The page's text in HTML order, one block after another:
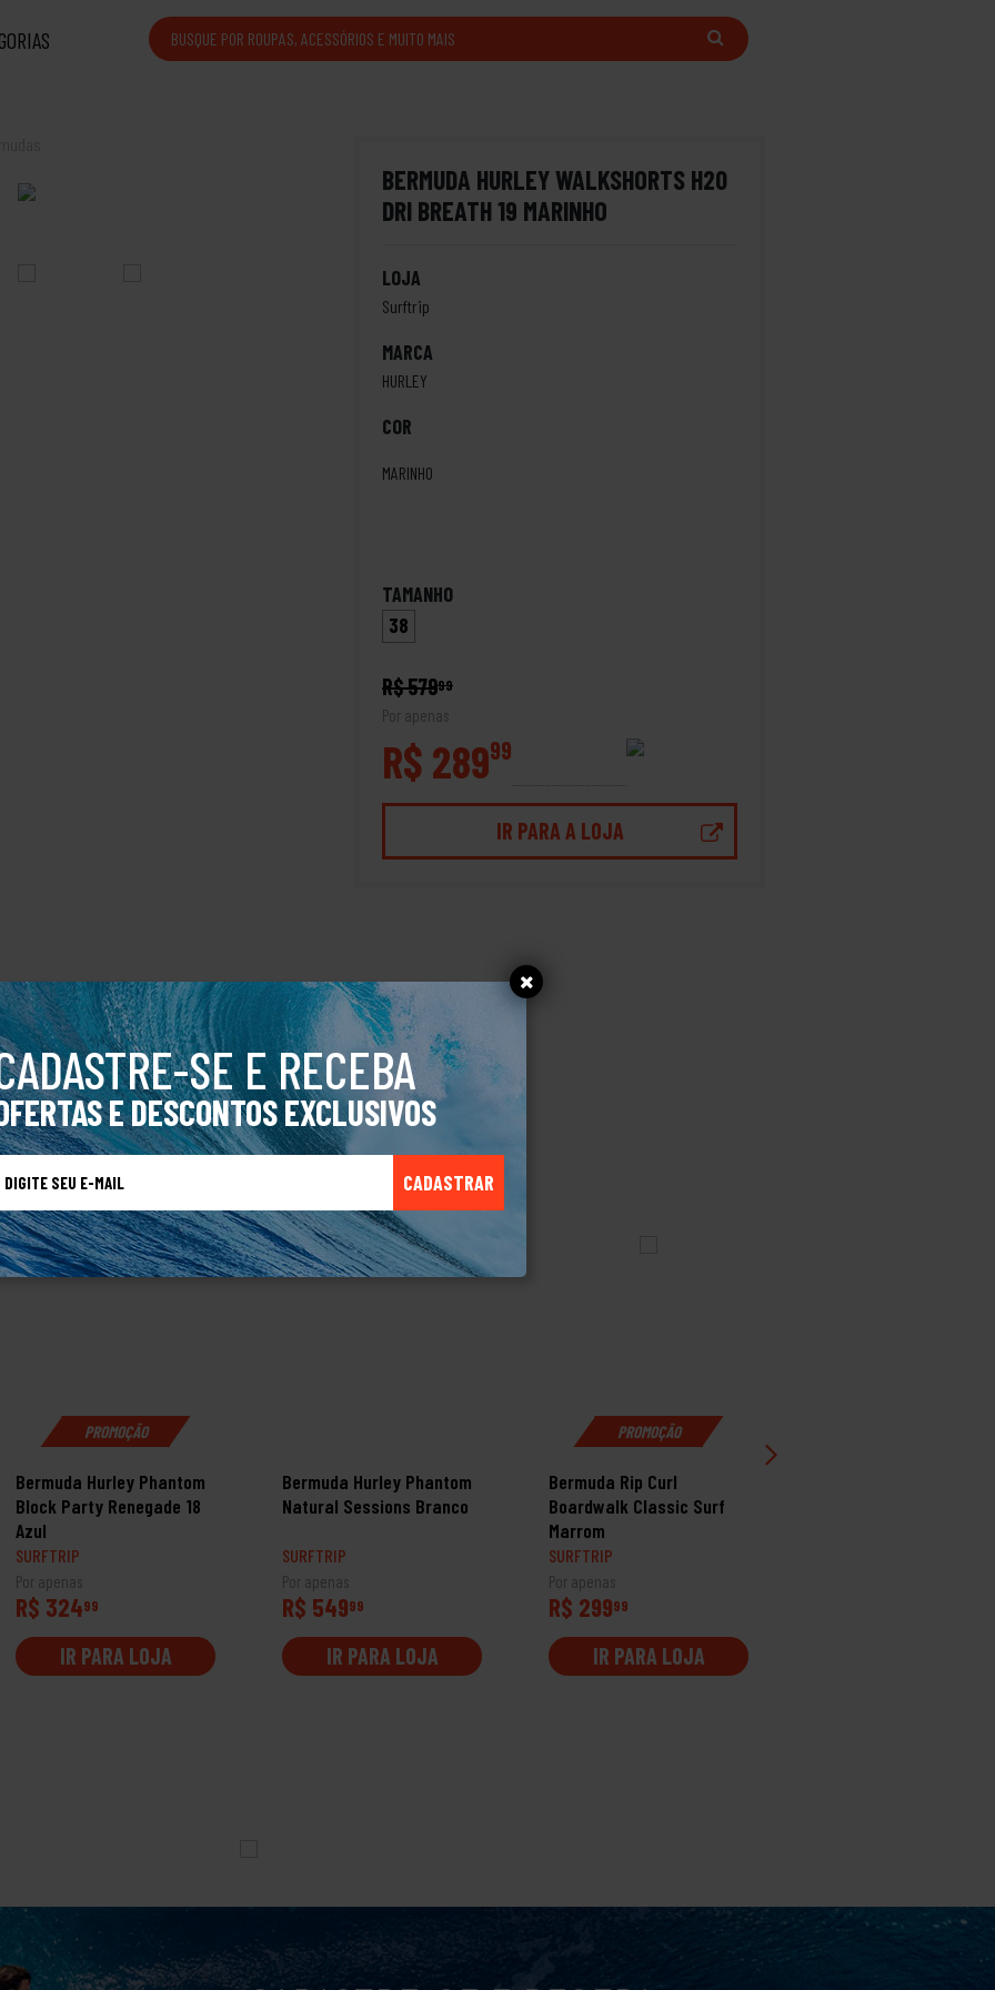
SE E RECEBA
E DESCONTOS EXCLUSIVOS
CADASTRAR
BERMUDA HURLEY WALKSHORTS H20
DRI BREATH 19 MARINHO
LOJA
Surftrip
MARCA
HURLEY
COR
MARINHO
TAMANHO
38
R$ 57999
Por apenas
R$ 28999
IR PARA A LOJA
19 Marinho
TALVEZ VOCÊ TAMBÉM GOSTE
PROMOÇÃO
Bermuda Hurley Phantom
Block Party Renegade 18
Azul
SURFTRIP
Por apenas
R$ 32499
IR PARA LOJA
Bermuda Hurley Phantom
Natural Sessions Branco
SURFTRIP
Por apenas
R$ 54999
IR PARA LOJA
PROMOÇÃO
Bermuda Rip Curl
Boardwalk Classic Surf
Marrom
SURFTRIP
Por apenas
R$ 29999
IR PARA LOJA